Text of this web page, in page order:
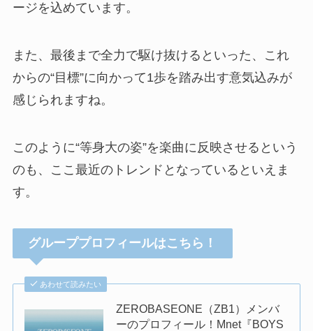
ージを込めています。
また、最後まで全力で駆け抜けるといった、これ
からの“目標”に向かって1歩を踏み出す意気込みが
感じられますね。
このように“等身大の姿”を楽曲に反映させるという
のも、ここ最近のトレンドとなっているといえま
す。
グループプロフィールはこちら！
あわせて読みたい
ZEROBASEONE（ZB1）メンバ
ーのプロフィール！Mnet『BOYS